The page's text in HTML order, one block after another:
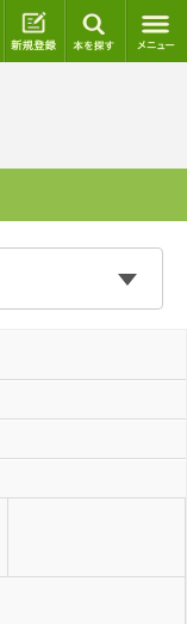
ログイン 新規登録